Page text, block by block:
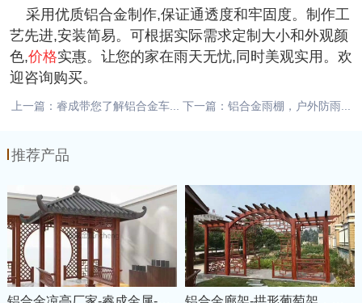
采用优质铝合金制作,保证通透度和牢固度。制作工
艺先进,安装简易。可根据实际需求定制大小和外观颜
色,价格实惠。让您的家在雨天无忧,同时美观实用。欢
迎咨询购买。
上一篇：睿成带您了解铝合金车... 下一篇：铝合金雨棚，户外防雨...
推荐产品